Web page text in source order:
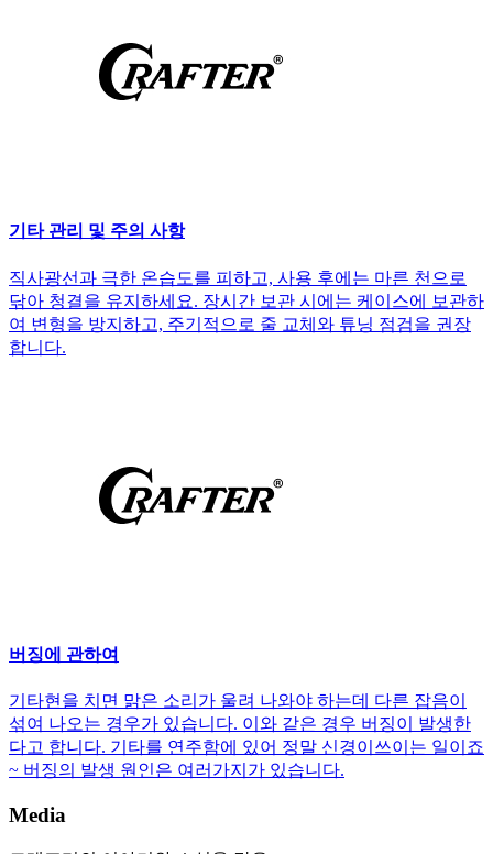
기타 관리 및 주의 사항
직사광선과 극한 온습도를 피하고, 사용 후에는 마른 천으로
닦아 청결을 유지하세요. 장시간 보관 시에는 케이스에 보관하
여 변형을 방지하고, 주기적으로 줄 교체와 튜닝 점검을 권장
합니다.
버징에 관하여
기타현을 치면 맑은 소리가 울려 나와야 하는데 다른 잡음이
섞여 나오는 경우가 있습니다. 이와 같은 경우 버징이 발생한
다고 합니다. 기타를 연주함에 있어 정말 신경이쓰이는 일이죠
~ 버징의 발생 원인은 여러가지가 있습니다.
Media